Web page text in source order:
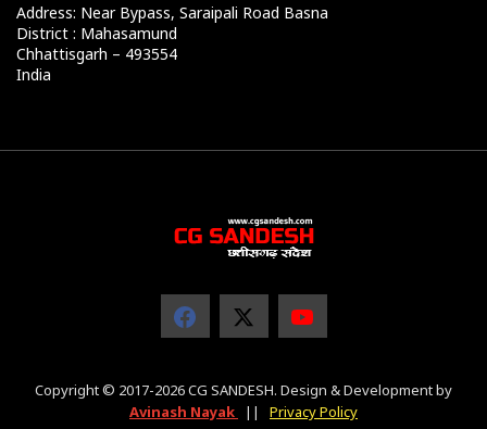
Address: Near Bypass, Saraipali Road Basna
District : Mahasamund
Chhattisgarh – 493554
India
Copyright © 2017-2026 CG SANDESH. Design & Development by
Avinash Nayak
|| Privacy Policy